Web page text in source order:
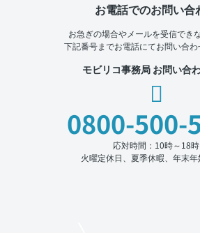
お電話でのお問い合
お急ぎの場合やメールを受信でき
下記番号までお電話にてお問い合わ
モビリコ事務局 お問い合
0800-500-
応対時間：10時～18時
火曜定休日、夏季休暇、年末年